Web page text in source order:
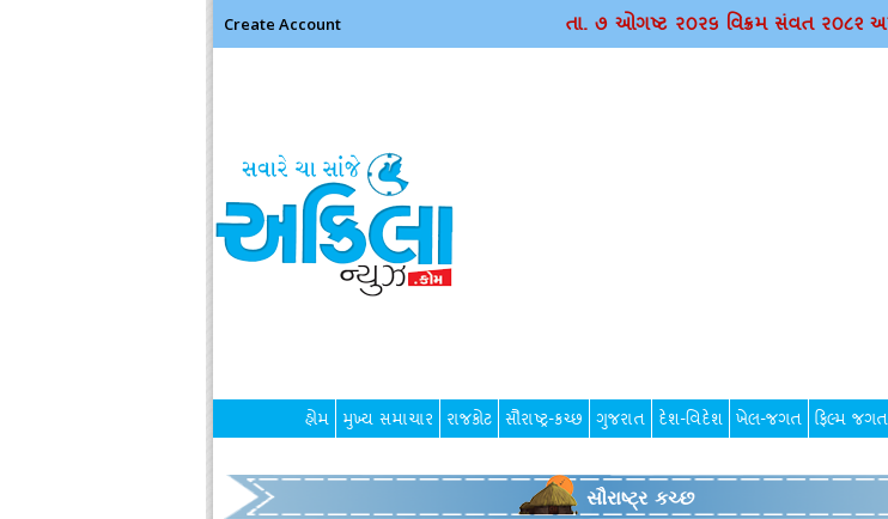
Create Account તા. ૭ ઓગષ્ટ ર૦ર૬ વિક્રમ સંવત ર૦૮૨
હોમ મુખ્ય સમાચાર રાજકોટ સૌરાષ્ટ્ર-કચ્છ ગુજરાત દેશ-વિદેશ ખેલ-જગત ફિલ્મ જગત
સૌરાષ્ટ્ર કચ્છ